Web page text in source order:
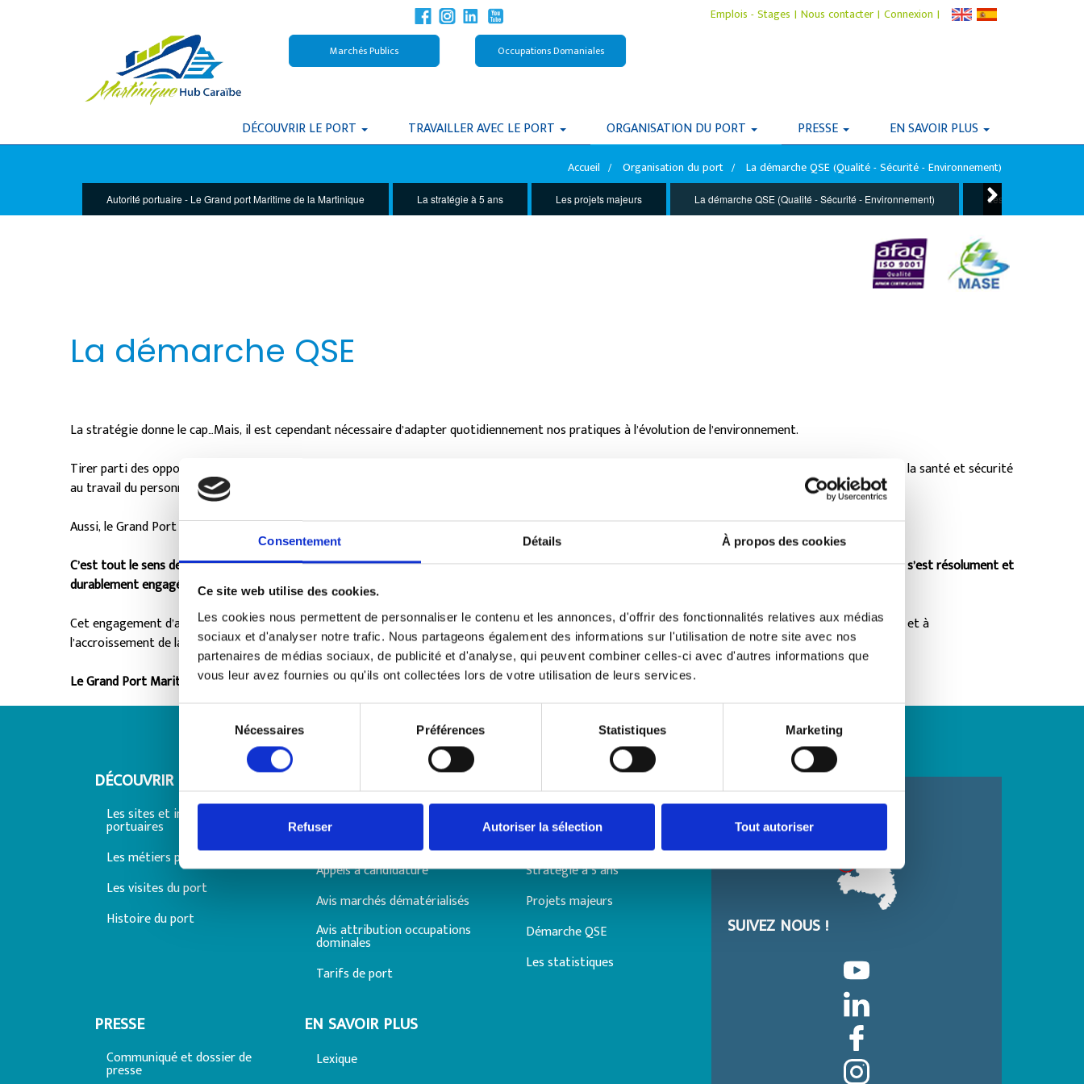
Consentement Détails À propos des cookies
Ce site web utilise des cookies.
Les cookies nous permettent de personnaliser le contenu et les annonces, d'offrir des fonctionnalités relatives aux médias
sociaux et d'analyser notre trafic. Nous partageons également des informations sur l'utilisation de notre site avec nos
partenaires de médias sociaux, de publicité et d'analyse, qui peuvent combiner celles-ci avec d'autres informations que
vous leur avez fournies ou qu'ils ont collectées lors de votre utilisation de leurs services.
Nécessaires Préférences Statistiques Marketing
Refuser Autoriser la sélection Tout autoriser
Marchés Publics Occupations Domaniales
Emplois - Stages | Nous contacter | Connexion |
DÉCOUVRIR LE PORT TRAVAILLER AVEC LE PORT ORGANISATION DU PORT PRESSE EN SAVOIR PLUS
Accueil Organisation du port La démarche QSE (Qualité - Sécurité - Environnement)
Autorité portuaire - Le Grand port Maritime de la Martinique La stratégie à 5 ans Les projets majeurs La démarche QSE (Qualité - Sécurité - Environnement) Les statistiques
La démarche QSE
La stratégie donne le cap…Mais, il est cependant nécessaire d’adapter quotidiennement nos pratiques à l’évolution de l’environnement.
Tirer parti des opportunités, réduire les risques, se remettre en question en recherchant en permanence l’amélioration de la qualité des prestations et de la santé et sécurité
au travail du personnel, sont des leviers tout aussi importants.
Aussi, le Grand Port Maritime de la Martinique a initié fin 2017 un système de management intégré (Qualité – Santé/Sécurité – Environnement).
C’est tout le sens de la double certification QSE (Qualité, Sécurité, Environnement) et MASE (Manuel d’Amélioration Sécurité Santé), dans lesquelles le port s’est résolument et
durablement engagé.
Cet engagement d’amélioration continue constitue le socle indispensable à la mise en œuvre de notre stratégie, au développement de l’activité portuaire et à
l’accroissement de la valeur ajoutée sur le territoire qui en découle.
Le Grand Port Maritime de la Martinique est certifié ISO 9001 pour toutes ses activités et MASE depuis 2018.
DÉCOUVRIR LE PORT
Les sites et installations
portuaires
Les métiers portuaires
Les visites du port
Histoire du port
TRAVAILLER AVEC LE
PORT
Appels à candidature
Avis marchés dématérialisés
Avis attribution occupations
dominales
Tarifs de port
ORGANISATION DU
PORT
Stratégie à 5 ans
Projets majeurs
Démarche QSE
Les statistiques
PRESSE
Communiqué et dossier de
presse
EN SAVOIR PLUS
Lexique
SUIVEZ NOUS !